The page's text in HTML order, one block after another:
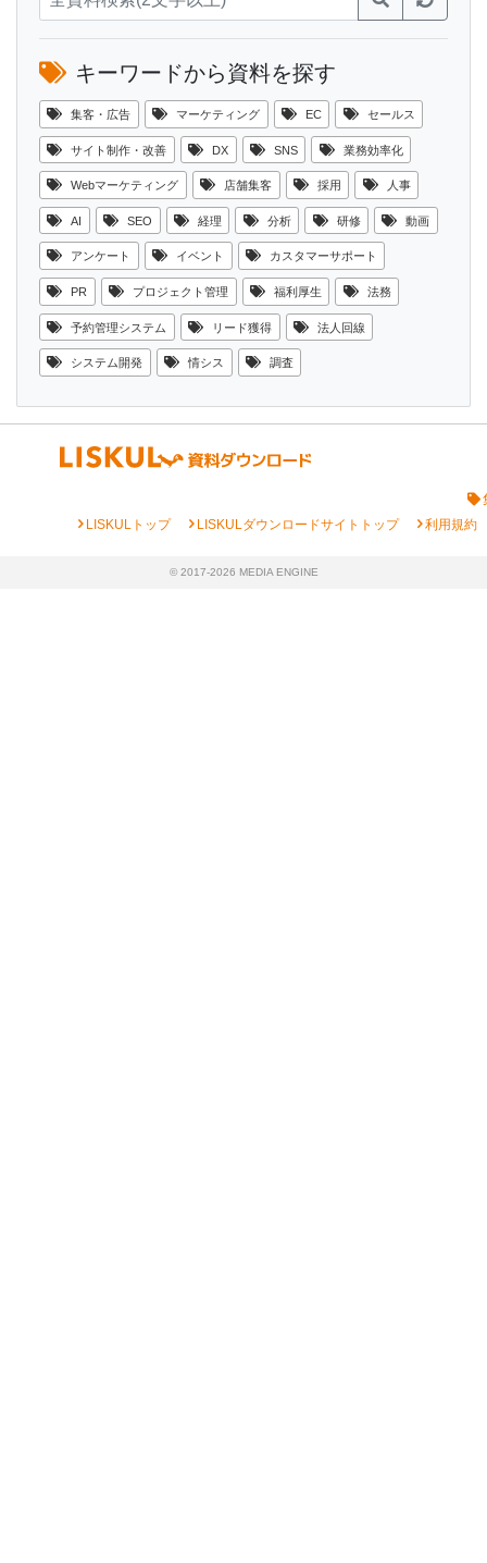
キーワードから資料を探す
集客・広告 マーケティング EC セールス
サイト制作・改善 DX SNS 業務効率化
Webマーケティング 店舗集客 採用 人事
AI SEO 経理 分析 研修 動画
アンケート イベント カスタマーサポート
PR プロジェクト管理 福利厚生 法務
予約管理システム リード獲得 法人回線
システム開発 情シス 調査
chevron_rightLISKULトップ chevron_rightLISKULダウンロードサイトトップ chevron_right利用規約
© 2017-2026 MEDIA ENGINE